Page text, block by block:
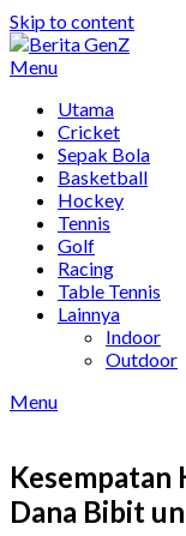
Skip to content
Menu
Utama
Cricket
Sepak Bola
Basketball
Hockey
Tennis
Golf
Racing
Table Tennis
Lainnya
Indoor
Outdoor
Menu
Kesempatan
Dana Bibit